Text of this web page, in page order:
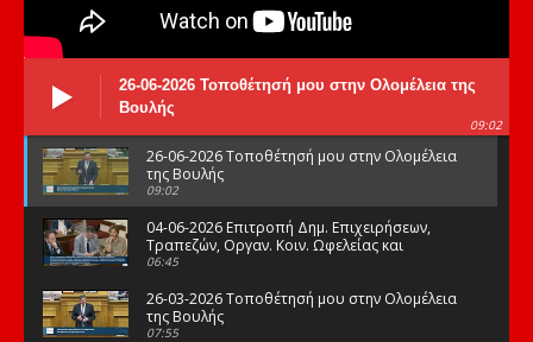
26-06-2026 Τοποθέτησή μου στην Ολομέλεια της
Βουλής
09:02
26-06-2026 Τοποθέτησή μου στην Ολομέλεια
της Βουλής
09:02
04-06-2026 Επιτροπή Δημ. Επιχειρήσεων,
Τραπεζών, Οργαν. Κοιν. Ωφελείας και
Φορέων Κοινων. Ασφάλισης
06:45
26-03-2026 Τοποθέτησή μου στην Ολομέλεια
της Βουλής
07:55